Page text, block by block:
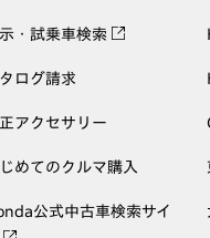
・試乗車検索
ログ請求
アクセサリー
めてのクルマ購入
公式中古車検索サイ